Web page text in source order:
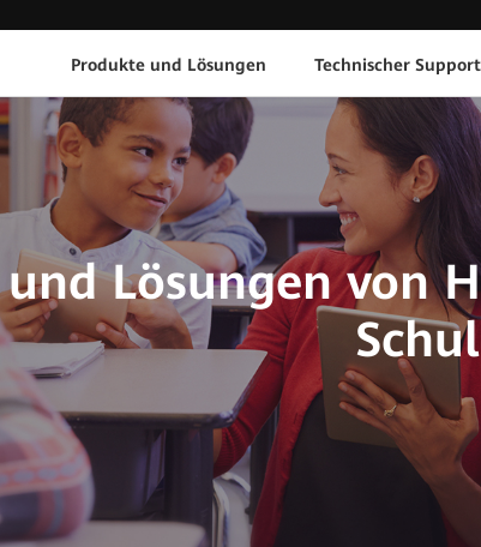
Produkte und Lösungen Technischer Support
Lösungen von